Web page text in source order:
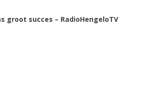
groot succes – RadioHengeloTV